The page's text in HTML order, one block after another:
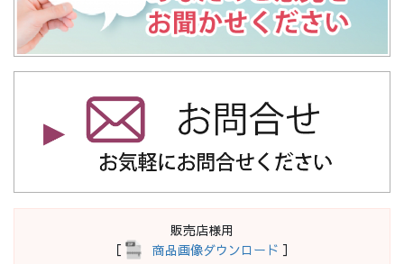
販売店様用
［
商品画像ダウンロード ］